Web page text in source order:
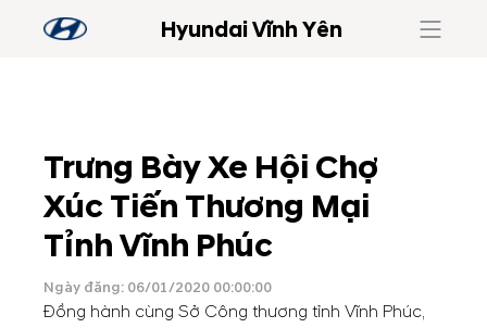
Hyundai Vĩnh Yên
Trưng Bày Xe Hội Chợ
Xúc Tiến Thương Mại
Tỉnh Vĩnh Phúc
Ngày đăng: 06/01/2020 00:00:00
Đồng hành cùng Sở Công thương tỉnh Vĩnh Phúc,